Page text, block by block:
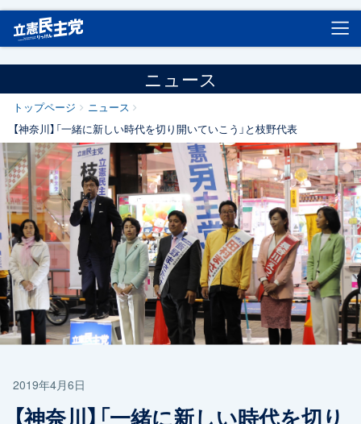
ニュース
トップページ
ニュース
【神奈川】「一緒に新しい時代を切り開いていこう」と枝野代表
2019年4月6日
【神奈川】「一緒に新しい時代を切り